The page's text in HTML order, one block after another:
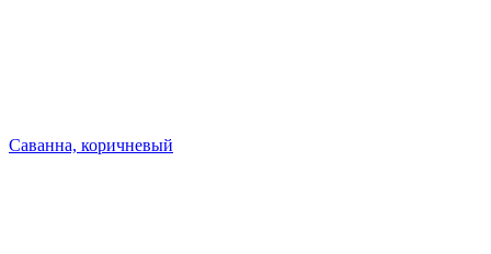
Саванна, коричневый